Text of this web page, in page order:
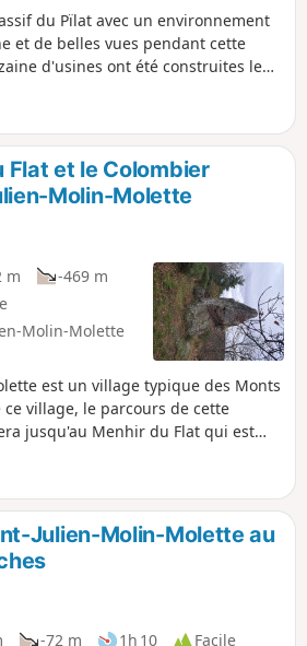
du Pïlat avec un environnement
et de belles vues pendant cette
d'usines ont été construites le
lyonnais. Une partie de ces
par des artistes pour y
pris sur Wikipédia. A
(SES) QUI PARCOURENT MES
mettre des photos en indiquant
Flat et le Colombier
Molin-Molette
m
-469 m
Molin-Molette
est un village typique des Monts
village, le parcours de cette
jusqu'au Menhir du Flat qui est
à travers bois où de temps à
les monts du Pilat et sur les vallées
Julien-Molin-Molette au
-72 m 1h 10
Facile